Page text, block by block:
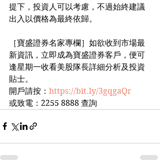
提下，投資人可以考慮，不過始終建議
出入以價格為最終依歸。
［寶盛證券名家專欄］如欲收到市場最
新資訊，立即成為寶盛證券客戶，便可
逢星期一收看美股隊長詳細分析及投資
貼士。
開戶請按： https://bit.ly/3gqgaQr
或致電：2255 8888 查詢